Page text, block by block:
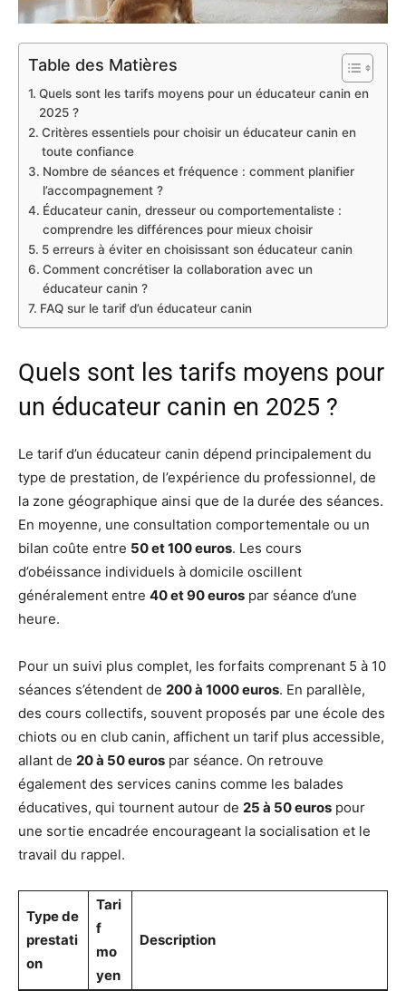
Table des Matières
Quels sont les tarifs moyens pour un éducateur canin en
2025 ?
Critères essentiels pour choisir un éducateur canin en
toute confiance
Nombre de séances et fréquence : comment planifier
l’accompagnement ?
Éducateur canin, dresseur ou comportementaliste :
comprendre les différences pour mieux choisir
5 erreurs à éviter en choisissant son éducateur canin
Comment concrétiser la collaboration avec un
éducateur canin ?
FAQ sur le tarif d’un éducateur canin
Quels sont les tarifs moyens pour
un éducateur canin en 2025 ?
Le tarif d’un éducateur canin dépend principalement du
type de prestation, de l’expérience du professionnel, de
la zone géographique ainsi que de la durée des séances.
En moyenne, une consultation comportementale ou un
bilan coûte entre 50 et 100 euros. Les cours
d’obéissance individuels à domicile oscillent
généralement entre 40 et 90 euros par séance d’une
heure.
Pour un suivi plus complet, les forfaits comprenant 5 à 10
séances s’étendent de 200 à 1000 euros. En parallèle,
des cours collectifs, souvent proposés par une école des
chiots ou en club canin, affichent un tarif plus accessible,
allant de 20 à 50 euros par séance. On retrouve
également des services canins comme les balades
éducatives, qui tournent autour de 25 à 50 euros pour
une sortie encadrée encourageant la socialisation et le
travail du rappel.
Type de
prestati
on
Tari
f
mo
yen
Description